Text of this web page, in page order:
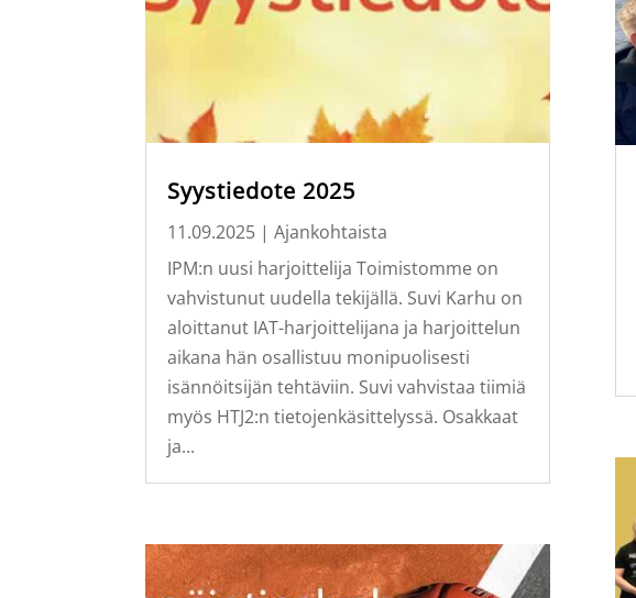
Syystiedote 2025
11.09.2025 | Ajankohtaista
IPM:n uusi harjoittelija Toimistomme on
vahvistunut uudella tekijällä. Suvi Karhu on
aloittanut IAT-harjoittelijana ja harjoittelun
aikana hän osallistuu monipuolisesti
isännöitsijän tehtäviin. Suvi vahvistaa tiimiä
myös HTJ2:n tietojenkäsittelyssä. Osakkaat
ja...